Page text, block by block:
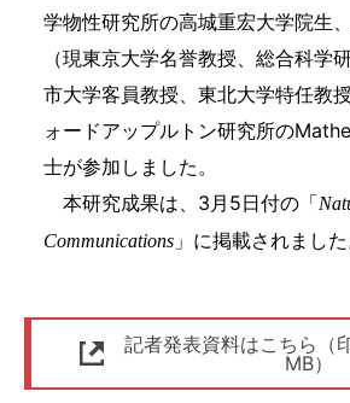
学物性研究所の高城重宏大学院生
（現東京大学名誉教授、総合科学
市大学客員教授、東北大学特任教
ォードアップルトン研究所の
士が参加しました。
本研究成果は、3月5日付の「
Communications 」に掲載されました
記者発表資料はこちら（
MB）